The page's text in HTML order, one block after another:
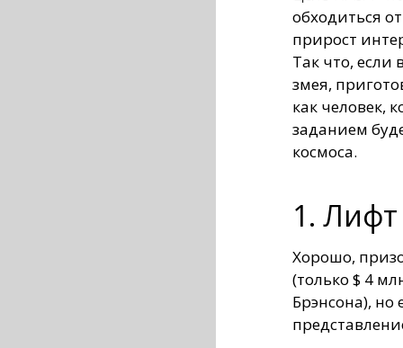
обходиться
прирост
Так что, если
змея,
как человек,
заданием
космоса.
1.
Хорошо,
(только $ 4
Брэнсона), но